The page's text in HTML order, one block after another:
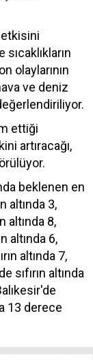
olaylarının
ve deniz
ettiği
artıracağı,
beklenen en
altında 3,
altında 8,
altında 6,
altında 7,
sıfırın altında
13 derece